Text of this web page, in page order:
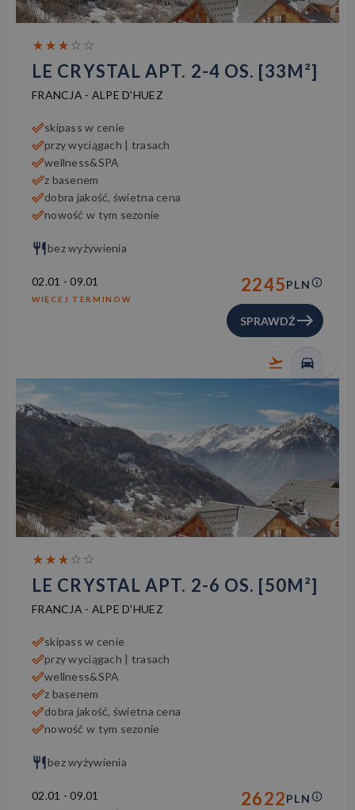
LE CRYSTAL APT. 2-4 OS. [33M²]
FRANCJA - ALPE D'HUEZ
skipass w cenie
przy wyciągach | trasach
wellness&SPA
z basenem
dobra jakość, świetna cena
nowość w tym sezonie
bez wyżywienia
02.01 - 09.01
WIĘCEJ TERMINÓW
2245PLN
SPRAWDŹ
LE CRYSTAL APT. 2-6 OS. [50M²]
FRANCJA - ALPE D'HUEZ
skipass w cenie
przy wyciągach | trasach
wellness&SPA
z basenem
dobra jakość, świetna cena
nowość w tym sezonie
bez wyżywienia
02.01 - 09.01 2622PLN